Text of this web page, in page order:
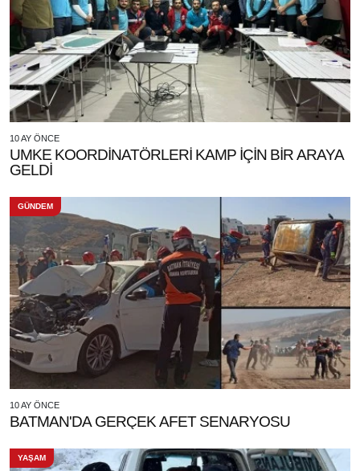
10 AY ÖNCE
UMKE KOORDİNATÖRLERİ KAMP İÇİN BİR ARAYA
GELDİ
GÜNDEM
10 AY ÖNCE
BATMAN'DA GERÇEK AFET SENARYOSU
YAŞAM